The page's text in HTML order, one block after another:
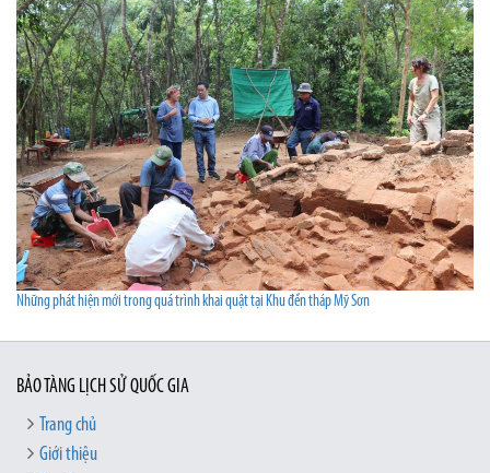
Những phát hiện mới trong quá trình khai quật tại Khu đền tháp Mỹ Sơn
BẢO TÀNG LỊCH SỬ QUỐC GIA
Trang chủ
Giới thiệu